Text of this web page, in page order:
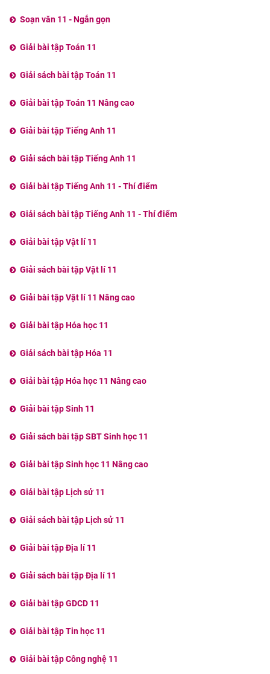
Soạn văn 11 - Ngắn gọn
Giải bài tập Toán 11
Giải sách bài tập Toán 11
Giải bài tập Toán 11 Nâng cao
Giải bài tập Tiếng Anh 11
Giải sách bài tập Tiếng Anh 11
Giải bài tập Tiếng Anh 11 - Thí điểm
Giải sách bài tập Tiếng Anh 11 - Thí điểm
Giải bài tập Vật lí 11
Giải sách bài tập Vật lí 11
Giải bài tập Vật lí 11 Nâng cao
Giải bài tập Hóa học 11
Giải sách bài tập Hóa 11
Giải bài tập Hóa học 11 Nâng cao
Giải bài tập Sinh 11
Giải sách bài tập SBT Sinh học 11
Giải bài tập Sinh học 11 Nâng cao
Giải bài tập Lịch sử 11
Giải sách bài tập Lịch sử 11
Giải bài tập Địa lí 11
Giải sách bài tập Địa lí 11
Giải bài tập GDCD 11
Giải bài tập Tin học 11
Giải bài tập Công nghệ 11